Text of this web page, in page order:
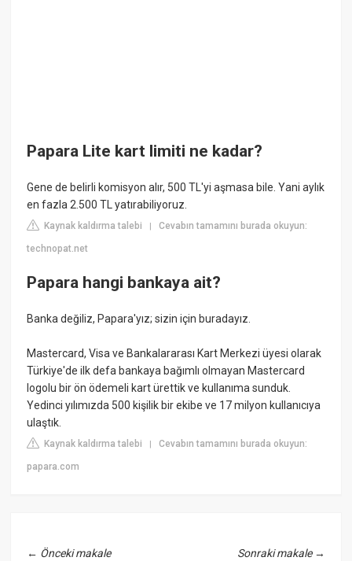
Papara Lite kart limiti ne kadar?
Gene de belirli komisyon alır, 500 TL'yi aşmasa bile. Yani aylık
en fazla 2.500 TL yatırabiliyoruz.
Kaynak kaldırma talebi |Cevabın tamamını burada okuyun:
technopat.net
Papara hangi bankaya ait?
Banka değiliz, Papara'yız; sizin için buradayız.
Mastercard, Visa ve Bankalararası Kart Merkezi üyesi olarak
Türkiye'de ilk defa bankaya bağımlı olmayan Mastercard
logolu bir ön ödemeli kart ürettik ve kullanıma sunduk.
Yedinci yılımızda 500 kişilik bir ekibe ve 17 milyon kullanıcıya
ulaştık.
Kaynak kaldırma talebi |Cevabın tamamını burada okuyun:
papara.com
← Önceki makale Sonraki makale→